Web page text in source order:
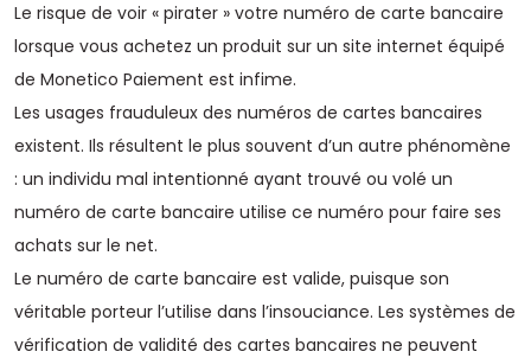
Le risque de voir « pirater » votre numéro de carte bancaire
lorsque vous achetez un produit sur un site internet équipé
de Monetico Paiement est infime.
Les usages frauduleux des numéros de cartes bancaires
existent. Ils résultent le plus souvent d’un autre phénomène
: un individu mal intentionné ayant trouvé ou volé un
numéro de carte bancaire utilise ce numéro pour faire ses
achats sur le net.
Le numéro de carte bancaire est valide, puisque son
véritable porteur l’utilise dans l’insouciance. Les systèmes de
vérification de validité des cartes bancaires ne peuvent